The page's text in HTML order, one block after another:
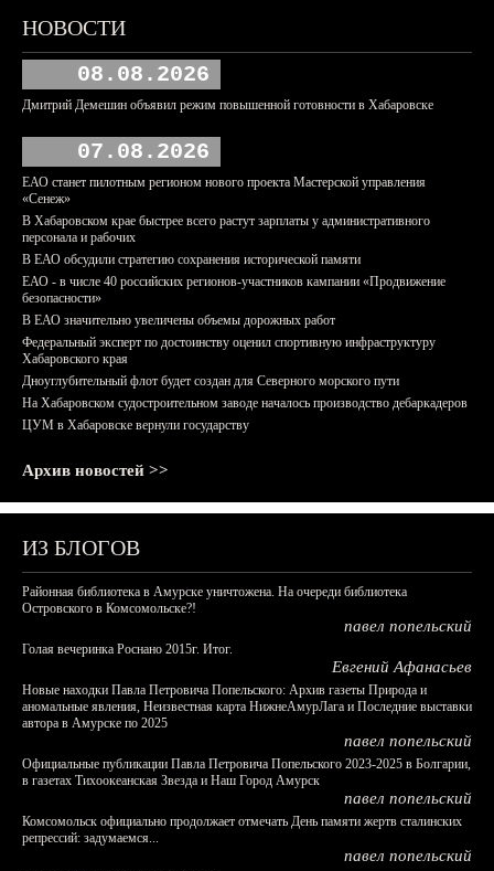
НОВОСТИ
08.08.2026
Дмитрий Демешин объявил режим повышенной готовности в Хабаровске
07.08.2026
ЕАО станет пилотным регионом нового проекта Мастерской управления
«Сенеж»
В Хабаровском крае быстрее всего растут зарплаты у административного
персонала и рабочих
В ЕАО обсудили стратегию сохранения исторической памяти
ЕАО - в числе 40 российских регионов-участников кампании «Продвижение
безопасности»
В ЕАО значительно увеличены объемы дорожных работ
Федеральный эксперт по достоинству оценил спортивную инфраструктуру
Хабаровского края
Дноуглубительный флот будет создан для Северного морского пути
На Хабаровском судостроительном заводе началось производство дебаркадеров
ЦУМ в Хабаровске вернули государству
Архив новостей >>
ИЗ БЛОГОВ
Районная библиотека в Амурске уничтожена. На очереди библиотека
Островского в Комсомольске?!
павел попельский
Голая вечеринка Роснано 2015г. Итог.
Евгений Афанасьев
Новые находки Павла Петровича Попельского: Архив газеты Природа и
аномальные явления, Неизвестная карта НижнеАмурЛага и Последние выставки
автора в Амурске по 2025
павел попельский
Официальные публикации Павла Петровича Попельского 2023-2025 в Болгарии,
в газетах Тихоокеанская Звезда и Наш Город Амурск
павел попельский
Комсомольск официально продолжает отмечать День памяти жертв сталинских
репрессий: задумаемся...
павел попельский